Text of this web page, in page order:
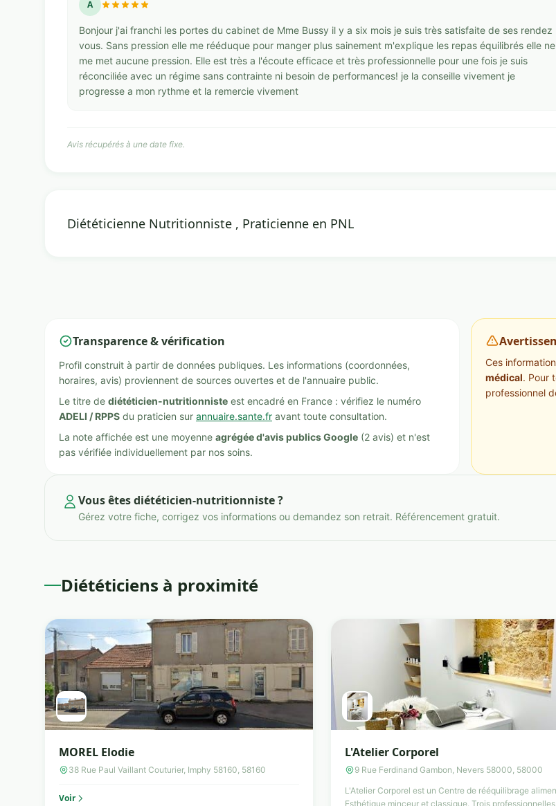
A
Bonjour j'ai franchi les portes du cabinet de Mme Bussy il y a six mois je suis très satisfaite de ses rendez
vous. Sans pression elle me rééduque pour manger plus sainement m'explique les repas équilibrés elle ne
me met aucune pression. Elle est très a l'écoute efficace et très professionnelle pour une fois je suis
réconciliée avec un régime sans contrainte ni besoin de performances! je la conseille vivement je
progresse a mon rythme et la remercie vivement
Avis récupérés à une date fixe.
Diététicienne Nutritionniste , Praticienne en PNL
Transparence & vérification
Profil construit à partir de données publiques. Les informations (coordonnées,
horaires, avis) proviennent de sources ouvertes et de l'annuaire public.
Le titre de diététicien-nutritionniste est encadré en France : vérifiez le numéro
ADELI / RPPS du praticien sur annuaire.sante.fr avant toute consultation.
La note affichée est une moyenne agrégée d'avis publics Google (2 avis) et n'est
pas vérifiée individuellement par nos soins.
Ces
médical. Pour
professionnel
Vous êtes diététicien-nutritionniste ?
Gérez votre fiche, corrigez vos informations ou demandez son retrait. Référencement gratuit.
Diététiciens à proximité
MOREL Elodie
38 Rue Paul Vaillant Couturier, Imphy 58160, 58160
Voir
L'Atelier Corporel
9 Rue Ferdinand Gambon, Nevers 58000, 58000
L'Atelier Corporel est un Centre de rééquilibrage
Esthétique minceur et classique. Trois